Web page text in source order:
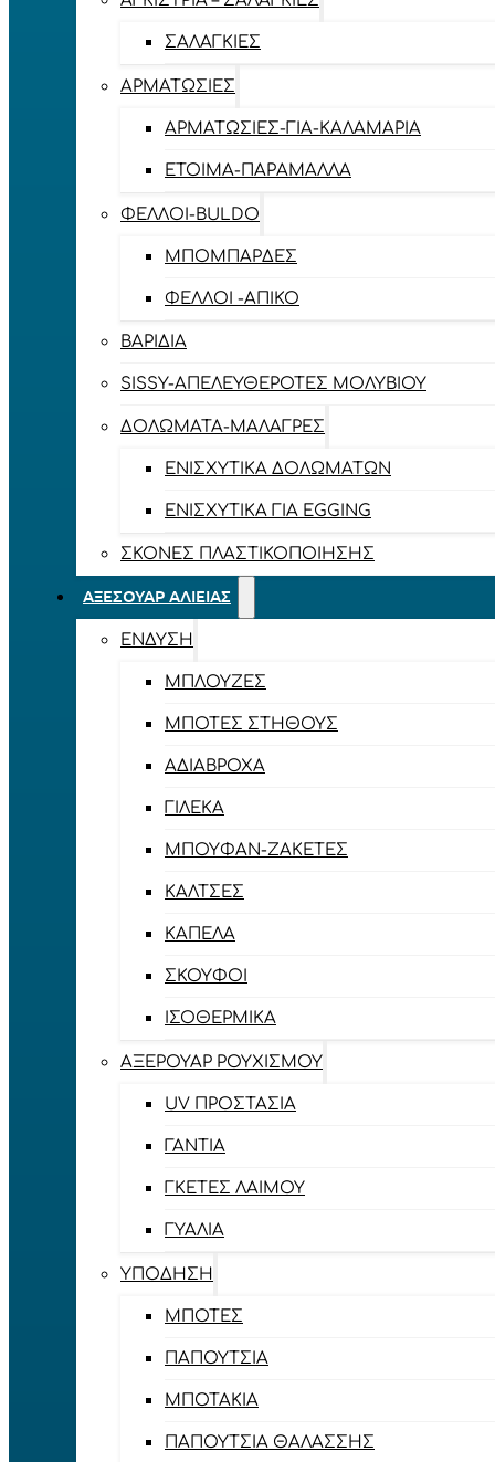
ΣΑΛΑΓΚΙΈΣ
ΑΡΜΑΤΩΣΙΈΣ
ΑΡΜΑΤΩΣΙΈΣ-ΓΙΑ-ΚΑΛΑΜΆΡΙΑ
ΈΤΟΙΜΑ-ΠΑΡΆΜΑΛΛΑ
ΦΕΛΛΟΊ-BULDO
ΜΠΟΜΠΆΡΔΕΣ
ΦΕΛΛΟΊ -ΑΠΊΚΟ
ΒΑΡΊΔΙΑ
SISSY-ΑΠΕΛΕΥΘΕΡΟΤΈΣ ΜΟΛΥΒΙΟΎ
ΔΟΛΏΜΑΤΑ-ΜΑΛΆΓΡΕΣ
ΕΝΙΣΧΥΤΙΚΆ ΔΟΛΩΜΆΤΩΝ
ΕΝΙΣΧΥΤΙΚΆ ΓΙΑ EGGING
ΣΚΌΝΕΣ ΠΛΑΣΤΙΚΟΠΟΊΗΣΗΣ
ΑΞΕΣΟΥΆΡ ΑΛΙΕΊΑΣ
ΈΝΔΥΣΗ
ΜΠΛΟΎΖΕΣ
ΜΠΌΤΕΣ ΣΤΉΘΟΥΣ
ΑΔΙΆΒΡΟΧΑ
ΓΙΛΈΚΑ
ΜΠΟΥΦΆΝ-ΖΑΚΈΤΕΣ
ΚΆΛΤΣΕΣ
ΚΑΠΈΛΑ
ΣΚΟΎΦΟΙ
ΙΣΟΘΕΡΜΙΚΆ
ΑΞΕΡΟΥΆΡ ΡΟΥΧΙΣΜΟΎ
UV ΠΡΟΣΤΑΣΊΑ
ΓΆΝΤΙΑ
ΓΚΈΤΕΣ ΛΑΊΜΟΥ
ΓΥΑΛΙΆ
ΥΠΌΔΗΣΗ
ΜΠΌΤΕΣ
ΠΑΠΟΎΤΣΙΑ
ΜΠΟΤΆΚΙΑ
ΠΑΠΟΎΤΣΙΑ ΘΑΛΆΣΣΗΣ